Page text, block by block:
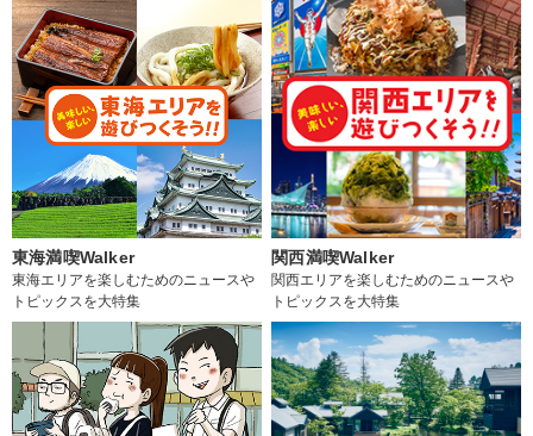
東海満喫Walker
東海エリアを楽しむためのニュースや
トピックスを大特集
関西満喫Walker
関西エリアを楽しむためのニュースや
トピックスを大特集